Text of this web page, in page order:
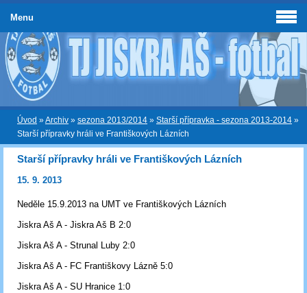
Úvod »Archiv » sezona 2013/2014 » Starší přípravka - sezona 2013-2014 »
Starší přípravky hráli ve Františkových Lázních
Starší přípravky hráli ve Františkových Lázních
15. 9. 2013
Neděle 15.9.2013 na UMT ve Františkových Lázních
Jiskra Aš A - Jiskra Aš B 2:0
Jiskra Aš A - Strunal Luby 2:0
Jiskra Aš A - FC Františkovy Lázně 5:0
Jiskra Aš A - SU Hranice 1:0
Menu